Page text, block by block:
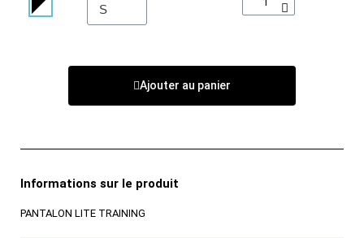
Ajouter au panier
Informations sur le produit
PANTALON LITE TRAINING